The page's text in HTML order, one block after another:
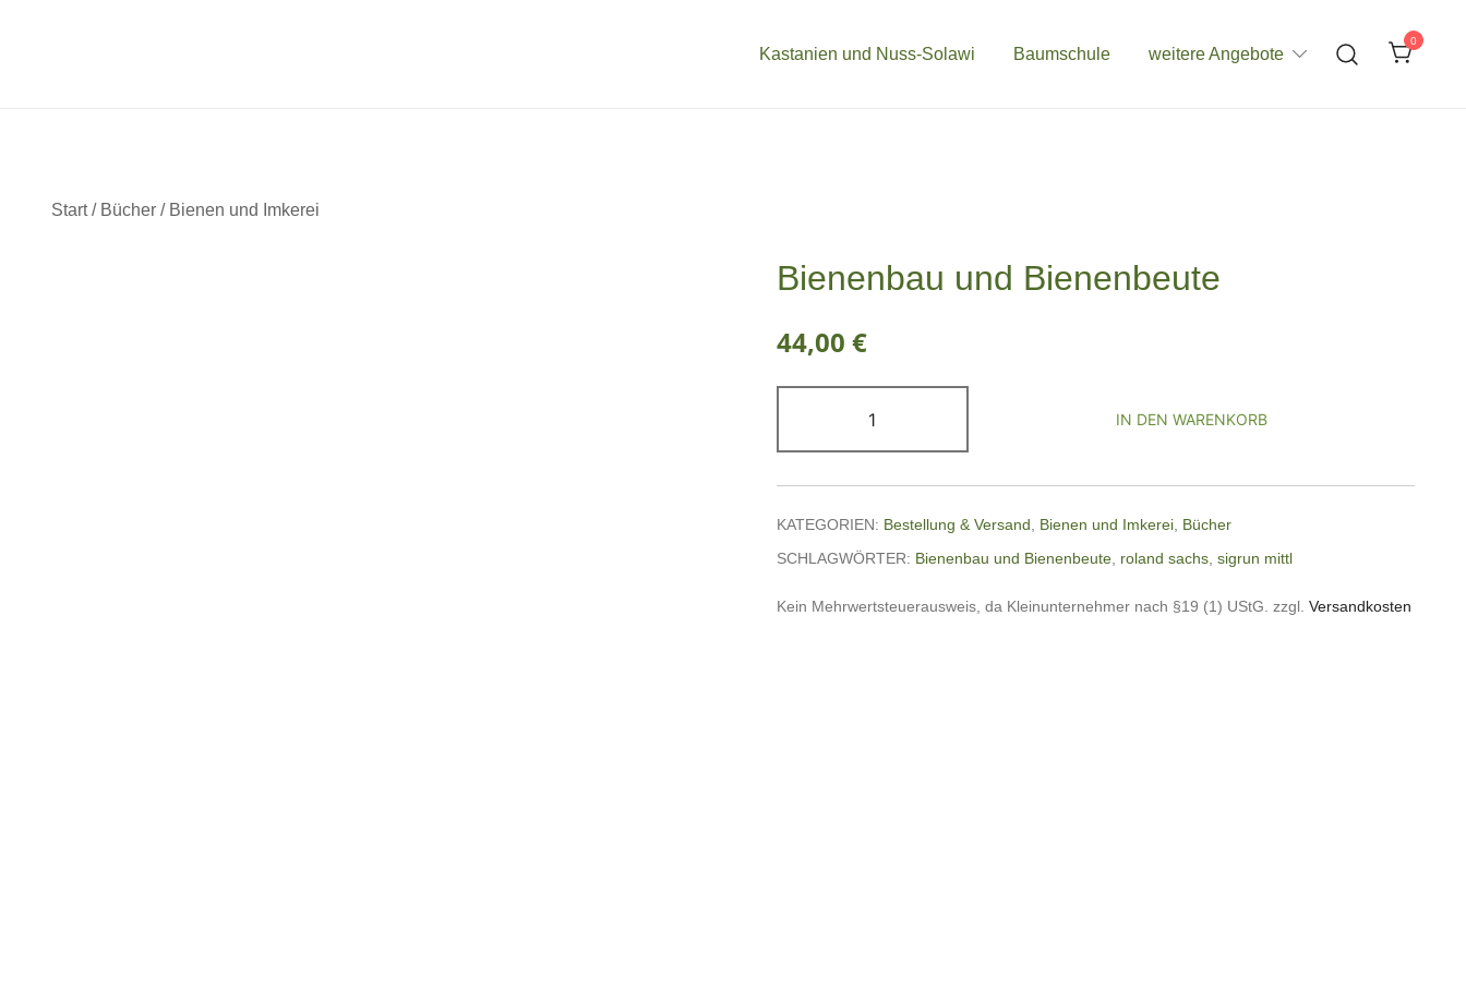
Kastanien und Nuss-Solawi Baumschule weitere Angebote
0
Start/ Bücher / Bienen und Imkerei
Bienenbau und Bienenbeute
44,00 €
und
Bienenbeute
Menge
IN DEN WARENKORB
KATEGORIEN: Bestellung & Versand Bienen und Imkerei Bücher
SCHLAGWÖRTER: Bienenbau und Bienenbeute roland sachs sigrun mittl
Kein Mehrwertsteuerausweis, da Kleinunternehmer nach §19 (1) UStG. zzgl. Versandkosten